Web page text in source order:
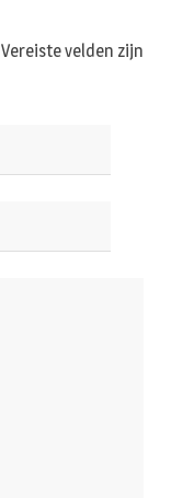
Vereiste velden zijn